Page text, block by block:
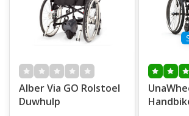
Alber Via GO Rolstoel
Duwhulp